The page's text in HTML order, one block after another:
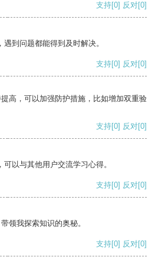
支持[0] 反对[0]
到问题都能得到及时解决。
支持[0] 反对[0]
高，可以加强防护措施，比如增加双重验
支持[0] 反对[0]
以与其他用户交流学习心得。
支持[0] 反对[0]
领我探索知识的奥秘。
支持[0] 反对[0]